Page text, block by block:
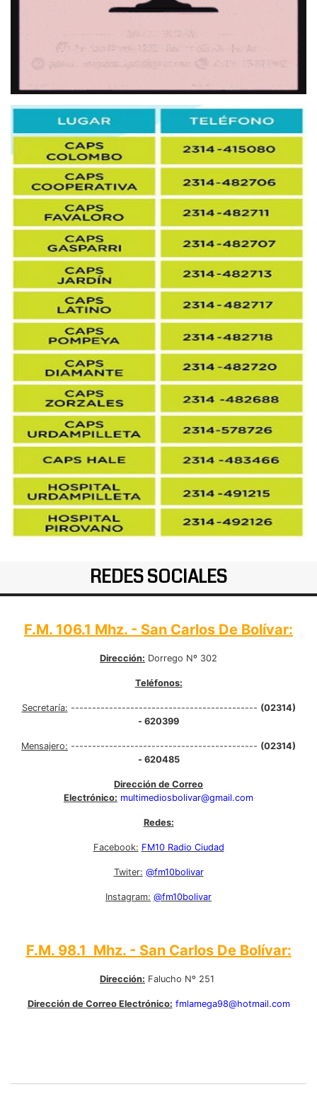
REDES SOCIALES
F.M. 106.1 Mhz. - San Carlos De Bolívar:
Dirección: Dorrego Nº 302
Teléfonos:
Secretaría: -------------------------------------------- (02314)
- 620399
Mensajero: -------------------------------------------- (02314)
- 620485
Dirección de Correo
Electrónico: multimediosbolivar@gmail.com
Redes:
Facebook: FM10 Radio Ciudad
Twiter: @fm10bolivar
Instagram: @fm10bolivar
F.M. 98.1 Mhz. - San Carlos De Bolívar:
Dirección: Falucho Nº 251
Dirección de Correo Electrónico: fmlamega98@hotmail.com